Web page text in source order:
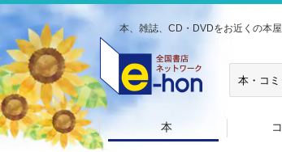
本、雑誌、CD・DVDをお近くの本
本